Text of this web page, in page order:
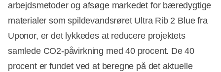
arbejdsmetoder og afsøge markedet for bæredygtige
materialer som spildevandsrøret Ultra Rib 2 Blue fra
Uponor, er det lykkedes at reducere projektets
samlede CO2-påvirkning med 40 procent. De 40
procent er fundet ved at beregne på det aktuelle